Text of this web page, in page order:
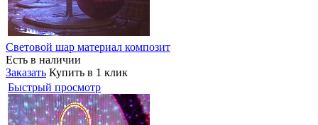
Световой шар материал композит
Есть в наличии
Заказать Купить в 1 клик
Быстрый просмотр